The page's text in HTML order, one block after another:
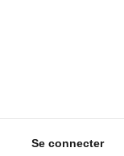
Se connecter